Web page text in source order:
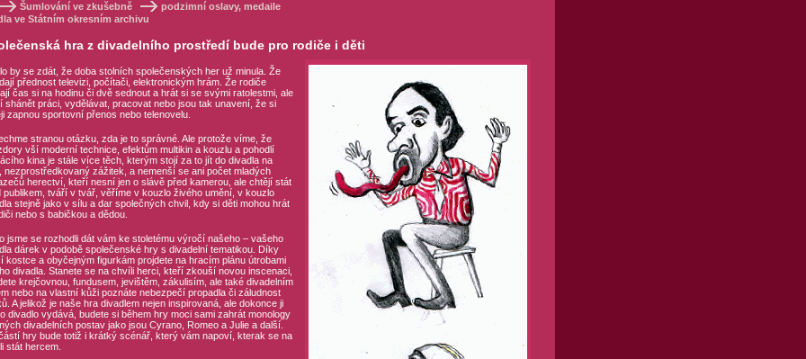
Šumlování ve zkušebně
podzimní oslavy, medaile
ve Státním okresním archivu
hra z divadelního prostředí bude pro rodiče i děti
by se zdát, že doba stolních společenských her už minula. Že
přednost televizi, počítači, elektronickým hrám. Že rodiče
čas si na hodinu či dvě sednout a hrát si se svými ratolestmi, ale
shánět práci, vydělávat, pracovat nebo jsou tak unavení, že si
zapnou sportovní přenos nebo telenovelu.
stranou otázku, zda je to správné. Ale protože víme, že
vší moderní technice, efektům multikin a kouzlu a pohodlí
kina je stále více těch, kterým stojí za to jít do divadla na
nezprostředkovaný zážitek, a nemenší se ani počet mladých
herectví, kteří nesní jen o slávě před kamerou, ale chtějí stát
publikem, tváří v tvář, věříme v kouzlo živého umění, v kouzlo
stejně jako v sílu a dar společných chvil, kdy si děti mohou hrát
nebo s babičkou a dědou.
jsme se rozhodli dát vám ke stoletému výročí našeho – vašeho
dárek v podobě společenské hry s divadelní tematikou. Díky
kostce a obyčejným figurkám projdete na hracím plánu útrobami
divadla. Stanete se na chvíli herci, kteří zkouší novou inscenaci,
krejčovnou, fundusem, jevištěm, zákulisím, ale také divadelním
nebo na vlastní kůži poznáte nebezpečí propadla či záludnost
A jelikož je naše hra divadlem nejen inspirovaná, ale dokonce ji
divadlo vydává, budete si během hry moci sami zahrát monology
divadelních postav jako jsou Cyrano, Romeo a Julie a další.
hry bude totiž i krátký scénář, který vám napoví, kterak se na
stát hercem.